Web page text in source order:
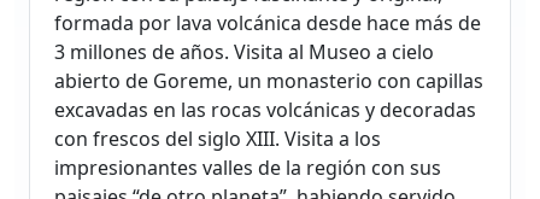
formada por lava volcánica desde hace más de
3 millones de años. Visita al Museo a cielo
abierto de Goreme, un monasterio con capillas
excavadas en las rocas volcánicas y decoradas
con frescos del siglo XIII. Visita a los
impresionantes valles de la región con sus